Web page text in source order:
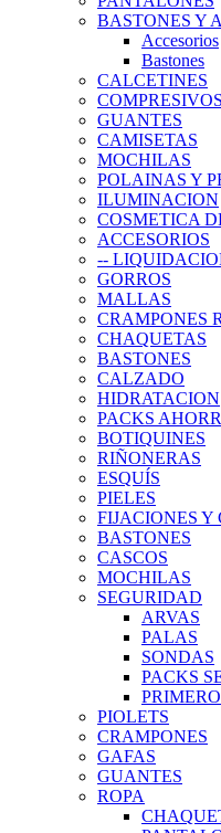
BASTONES Y
Accesorios
Bastones
CALCETINES
COMPRESIVOS
GUANTES
CAMISETAS
MOCHILAS
POLAINAS Y
ILUMINACION
COSMETICA
ACCESORIOS
--
GORROS
MALLAS
CRAMPONES
CHAQUETAS
BASTONES
CALZADO
HIDRATACION
PACKS
BOTIQUINES
RIÑONERAS
ESQUÍS
PIELES
FIJACIONES
BASTONES
CASCOS
MOCHILAS
SEGURIDAD
ARVAS
PALAS
SONDAS
PACKS
PIOLETS
CRAMPONES
GAFAS
GUANTES
ROPA